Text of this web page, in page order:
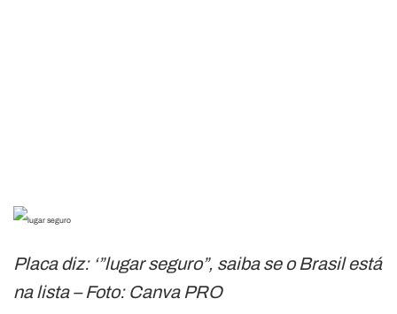
Placa diz: ‘”lugar seguro”, saiba se o Brasil está
na lista – Foto: Canva PRO